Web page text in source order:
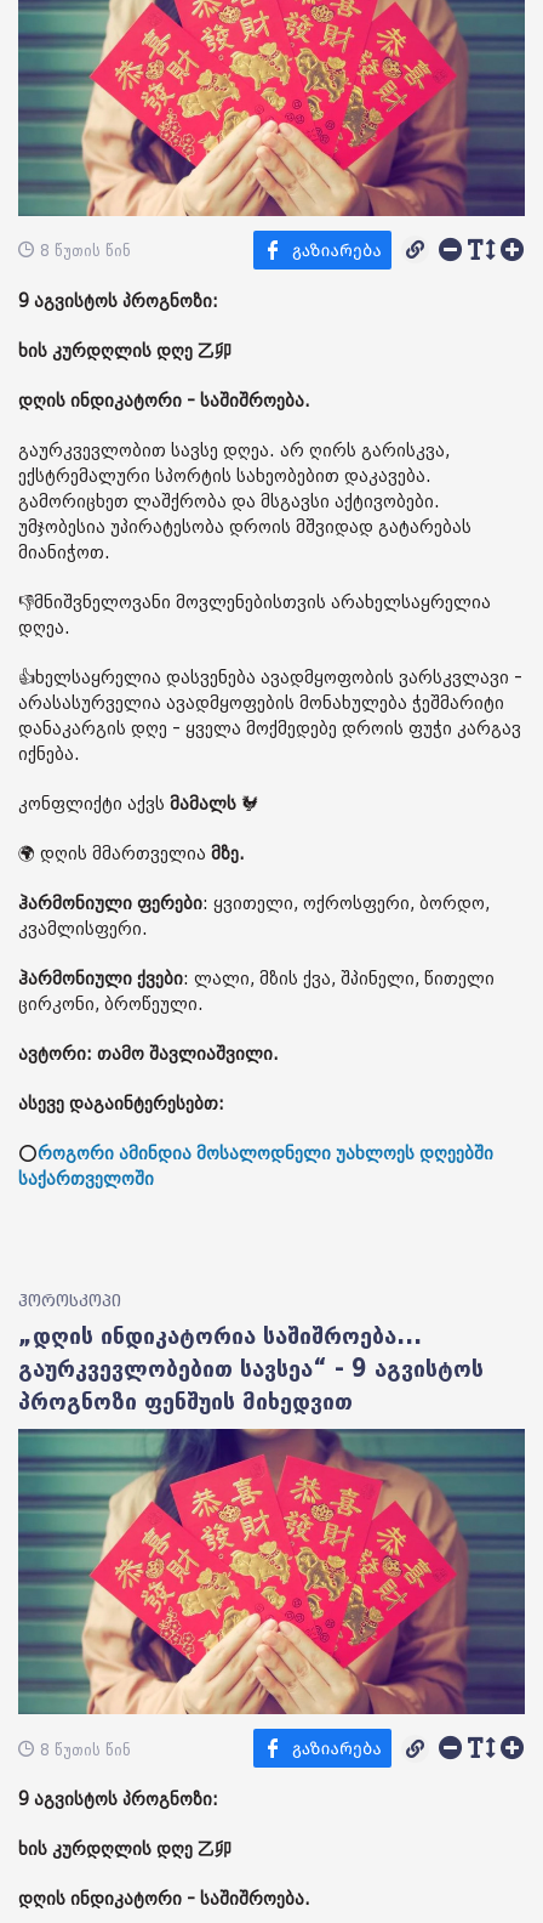
8 წუთის წინ
9 აგვისტოს პროგნოზი:
ხის კურდღლის დღე 乙卯
დღის ინდიკატორი - საშიშროება.
გაურკვევლობით სავსე დღეა. არ ღირს გარისკვა,
ექსტრემალური სპორტის სახეობებით დაკავება.
გამორიცხეთ ლაშქრობა და მსგავსი აქტივობები.
უმჯობესია უპირატესობა დროის მშვიდად გატარებას
მიანიჭოთ.
👎მნიშვნელოვანი მოვლენებისთვის არახელსაყრელია
დღეა.
👍ხელსაყრელია დასვენება ავადმყოფობის ვარსკვლავი -
არასასურველია ავადმყოფების მონახულება ჭეშმარიტი
დანაკარგის დღე - ყველა მოქმედებე დროის ფუჭი კარგავ
იქნება.
კონფლიქტი აქვს მამალს 🐓
🌍 დღის მმართველია მზე.
ჰარმონიული ფერები: ყვითელი, ოქროსფერი, ბორდო,
კვამლისფერი.
ჰარმონიული ქვები: ლალი, მზის ქვა, შპინელი, წითელი
ცირკონი, ბროწეული.
ავტორი: თამო შავლიაშვილი.
ასევე დაგაინტერესებთ:
⭕როგორი ამინდია მოსალოდნელი უახლოეს დღეებში
საქართველოში
ჰოროსკოპი
„დღის ინდიკატორია საშიშროება...
გაურკვევლობებით სავსეა“ - 9 აგვისტოს
პროგნოზი ფენშუის მიხედვით
8 წუთის წინ
9 აგვისტოს პროგნოზი:
ხის კურდღლის დღე 乙卯
დღის ინდიკატორი - საშიშროება.